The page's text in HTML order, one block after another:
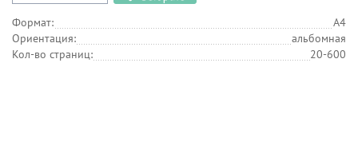
Формат:
А4
Ориентация:
альбомная
Кол-во страниц:
20-600